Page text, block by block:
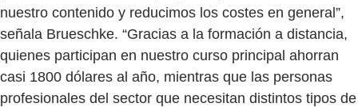
nuestro contenido y reducimos los costes en general”,
señala Brueschke. “Gracias a la formación a distancia,
quienes participan en nuestro curso principal ahorran
casi 1800 dólares al año, mientras que las personas
profesionales del sector que necesitan distintos tipos de